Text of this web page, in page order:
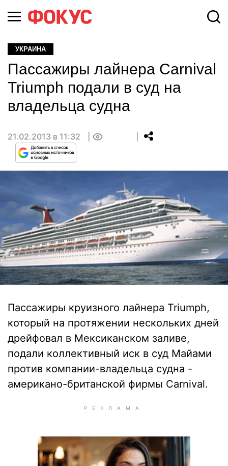
УКРАИНА
Пассажиры лайнера Carnival
Triumph подали в суд на
владельца судна
21.02.2013 в 11:32
Пассажиры круизного лайнера Triumph,
который на протяжении нескольких дней
дрейфовал в Мексиканском заливе,
подали коллективный иск в суд Майами
против компании-владельца судна -
американо-британской фирмы Carnival.